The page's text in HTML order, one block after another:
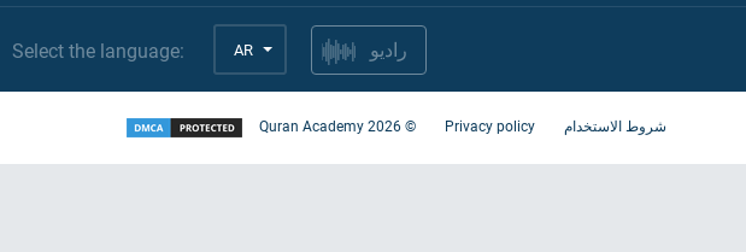
Select the language: AR راديو
شروط الاستخدام Privacy policy
©
2026